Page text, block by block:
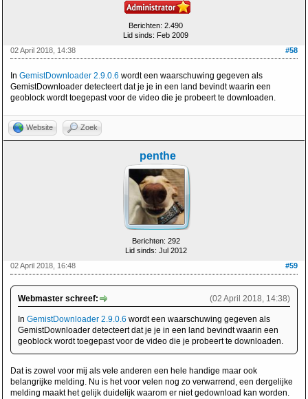
Berichten: 2.490
Lid sinds: Feb 2009
#58
02 April 2018, 14:38
In GemistDownloader 2.9.0.6 wordt een waarschuwing gegeven als
GemistDownloader detecteert dat je je in een land bevindt waarin een
geoblock wordt toegepast voor de video die je probeert te downloaden.
Website Zoek
penthe
Berichten: 292
Lid sinds: Jul 2012
#59
02 April 2018, 16:48
(02 April 2018, 14:38)
Webmaster schreef:
In GemistDownloader 2.9.0.6 wordt een waarschuwing gegeven als
GemistDownloader detecteert dat je je in een land bevindt waarin een
geoblock wordt toegepast voor de video die je probeert te downloaden.
Dat is zowel voor mij als vele anderen een hele handige maar ook
belangrijke melding. Nu is het voor velen nog zo verwarrend, een dergelijke
melding maakt het gelijk duidelijk waarom er niet gedownload kan worden.